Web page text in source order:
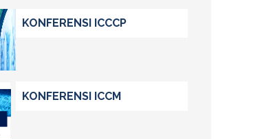
KONFERENSI ICCCP
KONFERENSI ICCM